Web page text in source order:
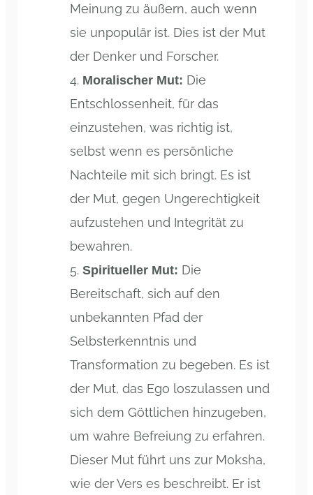
Meinung zu äußern, auch wenn
sie unpopulär ist. Dies ist der Mut
der Denker und Forscher.
Moralischer Mut: Die
Entschlossenheit, für das
einzustehen, was richtig ist,
selbst wenn es persönliche
Nachteile mit sich bringt. Es ist
der Mut, gegen Ungerechtigkeit
aufzustehen und Integrität zu
bewahren.
Spiritueller Mut: Die
Bereitschaft, sich auf den
unbekannten Pfad der
Selbsterkenntnis und
Transformation zu begeben. Es ist
der Mut, das Ego loszulassen und
sich dem Göttlichen hinzugeben,
um wahre Befreiung zu erfahren.
Dieser Mut führt uns zur Moksha,
wie der Vers es beschreibt. Er ist